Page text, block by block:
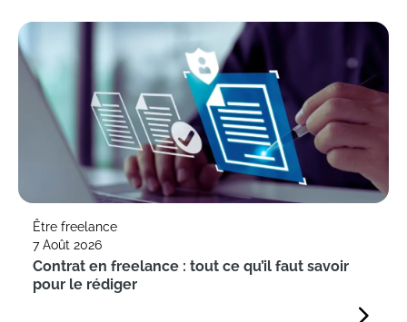
Être freelance
7 Août 2026
Contrat en freelance : tout ce qu’il faut savoir
pour le rédiger